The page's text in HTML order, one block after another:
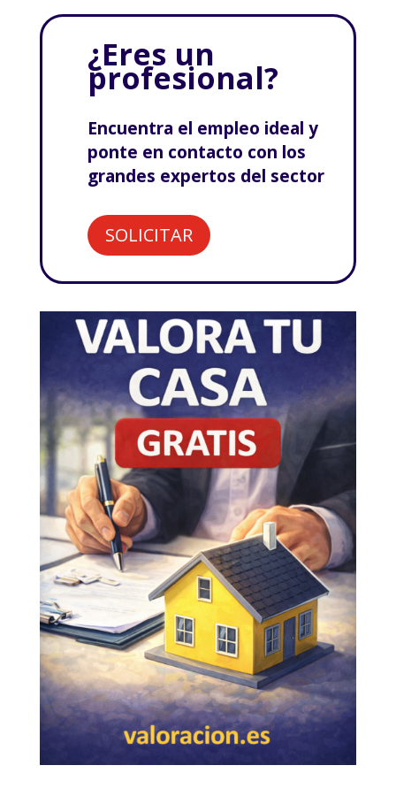
¿Eres un
profesional?
Encuentra el empleo ideal y
ponte en contacto con los
grandes expertos del sector
SOLICITAR